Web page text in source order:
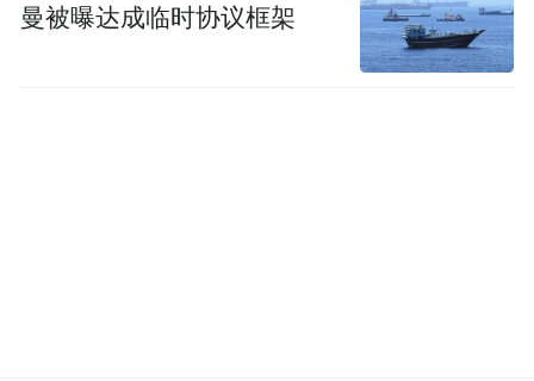
曼被曝达成临时协议框架